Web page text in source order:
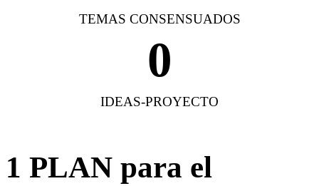
TEMAS CONSENSUADOS
0
IDEAS-PROYECTO
1 PLAN para el